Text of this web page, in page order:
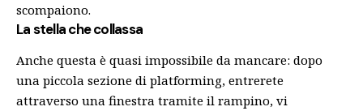
scompaiono.
La stella che collassa
Anche questa è quasi impossibile da mancare: dopo
una piccola sezione di platforming, entrerete
attraverso una finestra tramite il rampino, vi